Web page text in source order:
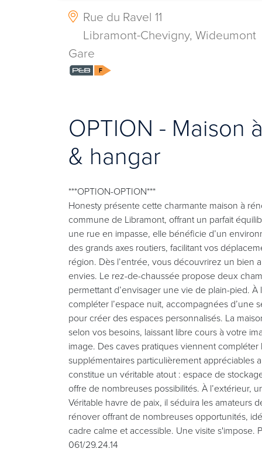
Rue du Ravel 11
Libramont-Chevigny, Wideumont
Gare
OPTION - Maison
& hangar
***OPTION-OPTION***
Honesty présente cette charmante maison à
commune de Libramont, offrant un parfait
une rue en impasse, elle bénéficie d’un
des grands axes routiers, facilitant vos
région. Dès l’entrée, vous découvrirez un bien
envies. Le rez-de-chaussée propose deux
permettant d’envisager une vie de plain-pied.
compléter l’espace nuit, accompagnées
pour créer des espaces personnalisés. La
selon vos besoins, laissant libre cours à votre
image. Des caves pratiques viennent
supplémentaires particulièrement appréciables
constitue un véritable atout : espace de
offre de nombreuses possibilités. À l’extérieur,
Véritable havre de paix, il séduira les amateurs
rénover offrant de nombreuses opportunités,
cadre calme et accessible. Une visite
061/29.24.14